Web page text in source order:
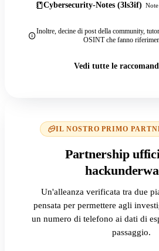
Cybersecurity-Notes (3ls3if)
Inoltre, decine di post della community,
OSINT che fanno
Vedi tutte le
IL NOSTRO PRIMO
Partnership
Un'alleanza verificata tra due
pensata per permettere agli
un numero di telefono ai dati di
passaggio.